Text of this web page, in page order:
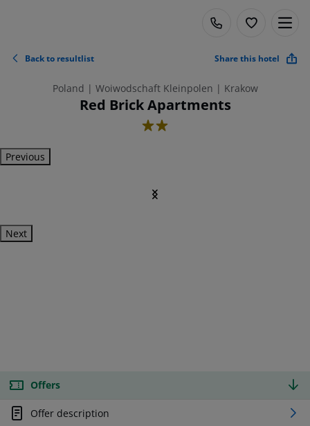
Back to resultlist Share this hotel
Poland | Woiwodschaft Kleinpolen | Krakow
Red Brick Apartments
2
Previous
Next
Offers
Offer description